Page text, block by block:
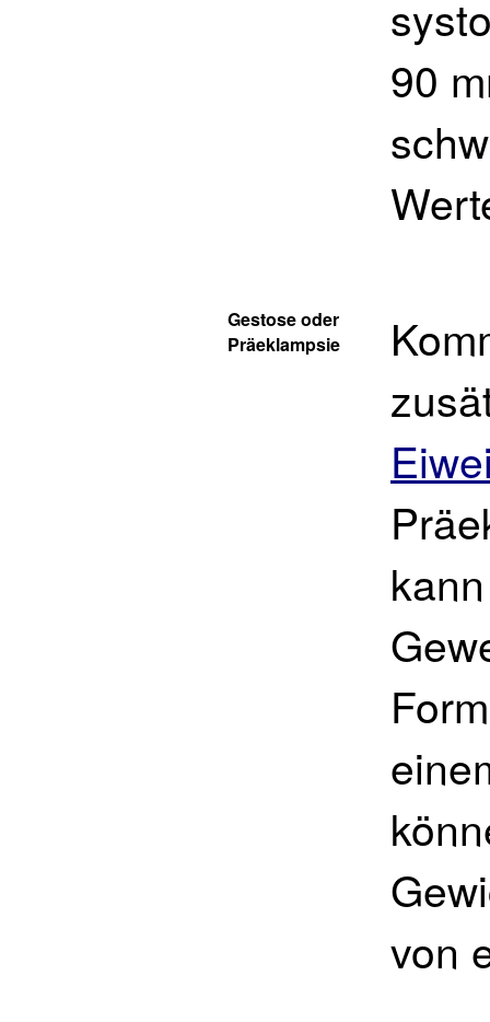
90
Gestose oder
Präeklampsie
von